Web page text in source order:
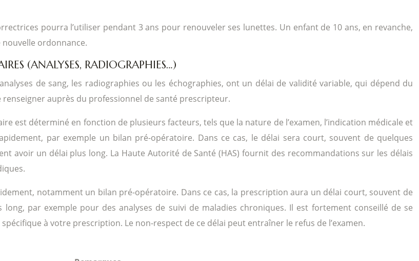
pourra l’utiliser pendant 3 ans pour renouveler ses lunettes. Un enfant de 10 ans, en revanche,
ordonnance.
(ANALYSES, RADIOGRAPHIES…)
de sang, les radiographies ou les échographies, ont un délai de validité variable, qui dépend du
auprès du professionnel de santé prescripteur.
est déterminé en fonction de plusieurs facteurs, tels que la nature de l’examen, l’indication médicale et
par exemple un bilan pré-opératoire. Dans ce cas, le délai sera court, souvent de quelques
avoir un délai plus long. La Haute Autorité de Santé (HAS) fournit des recommandations sur les délais
notamment un bilan pré-opératoire. Dans ce cas, la prescription aura un délai court, souvent de
par exemple pour des analyses de suivi de maladies chroniques. Il est fortement conseillé de se
à votre prescription. Le non-respect de ce délai peut entraîner le refus de l’examen.